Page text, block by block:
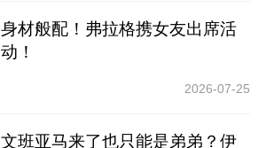
身材般配！弗拉格携女友出席活
动！
2026-07-25
文班亚马来了也只能是弟弟？伊